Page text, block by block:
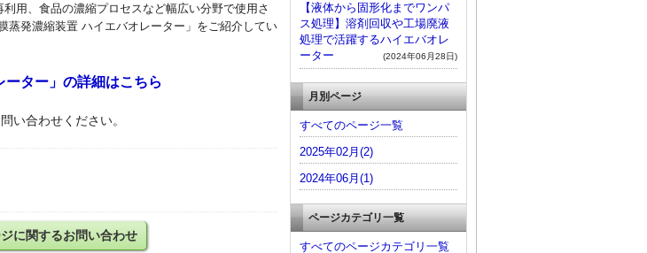
用、食品の濃縮プロセスなど幅広い分野で使用さ
蒸発濃縮装置 ハイエバオレーター 」をご紹介してい
ター」 の詳細はこちら
い合わせください。
に関するお問い合わせ
【液体から固形化までワンパ
ス処理】溶剤回収や工場廃液
処理で活躍するハイエバオレ
ーター
(2024年06月28日)
月別ページ
すべてのページ一覧
2025年02月(2)
2024年06月(1)
ページカテゴリ一覧
すべてのページカテゴリ一覧